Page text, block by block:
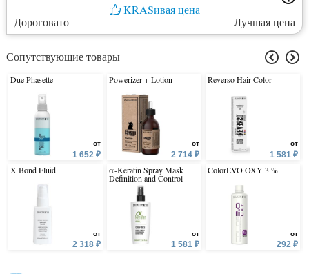
KRASивая цена
Дороговато
Лучшая цена
Сопутствующие товары
Due Phasette
от
1 652 ₽
X Bond Fluid
от
2 318 ₽
Powerizer + Lotion
от
2 714 ₽
α-Keratin Spray Mask
Definition and Control
от
1 581 ₽
Reverso Hair Color
от
1 581 ₽
ColorEVO OXY 3 %
от
292 ₽